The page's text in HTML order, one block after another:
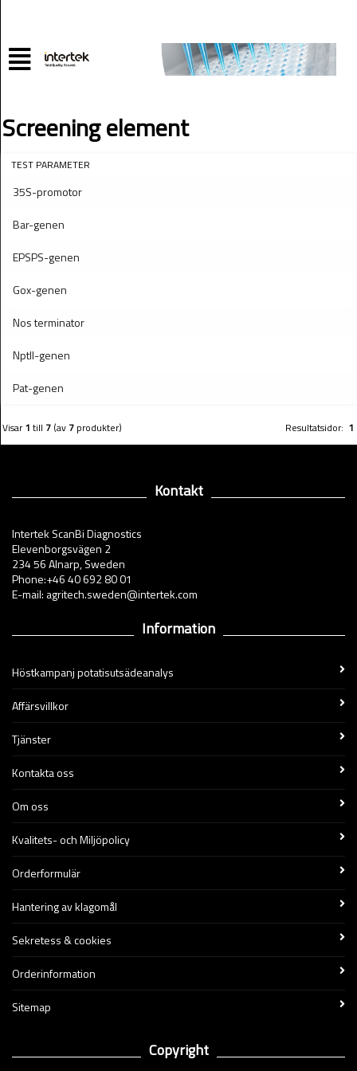
Screening element
TEST PARAMETER
35S-promotor
Bar-genen
EPSPS-genen
Gox-genen
Nos terminator
NptII-genen
Pat-genen
Visar1 till 7 (av 7 produkter) Resultatsidor: 1
Kontakt
Intertek ScanBi Diagnostics
Elevenborgsvägen 2
234 56 Alnarp, Sweden
Phone:+46 40 692 80 01
E-mail: agritech.sweden@intertek.com
Information
Höstkampanj potatisutsädeanalys
Affärsvillkor
Tjänster
Kontakta oss
Om oss
Kvalitets- och Miljöpolicy
Orderformulär
Hantering av klagomål
Sekretess & cookies
Orderinformation
Sitemap
Copyright